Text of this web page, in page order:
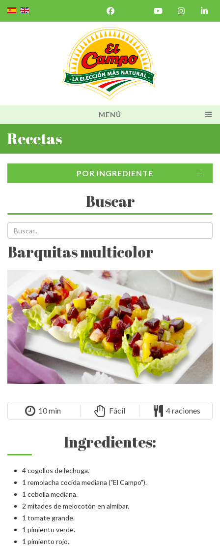
MENÚ
Recetas
POR INGREDIENTE ≡
Buscar
Barquitas multicolor
10 min Fácil 4 raciones
Ingredientes:
4 cogollos de lechuga.
1 remolacha cocida mediana ("El Campo").
1 cebolla mediana.
2 mitades de melocotón en almíbar.
1 tomate grande.
1 pimiento verde.
1 pimiento rojo.